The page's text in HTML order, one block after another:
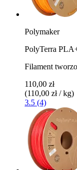
Polymaker
PolyTerra
Filament
110,00 zł
(110,00 zł / kg)
3.5 (4)